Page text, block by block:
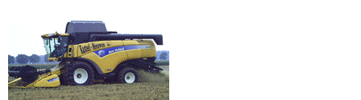
Cultuurtechniek/Grondwerk
Geschiedenis